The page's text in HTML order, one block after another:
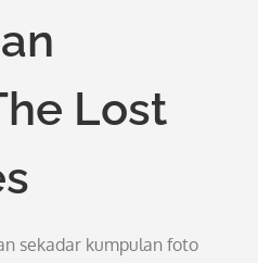
Lost
sekadar kumpulan foto